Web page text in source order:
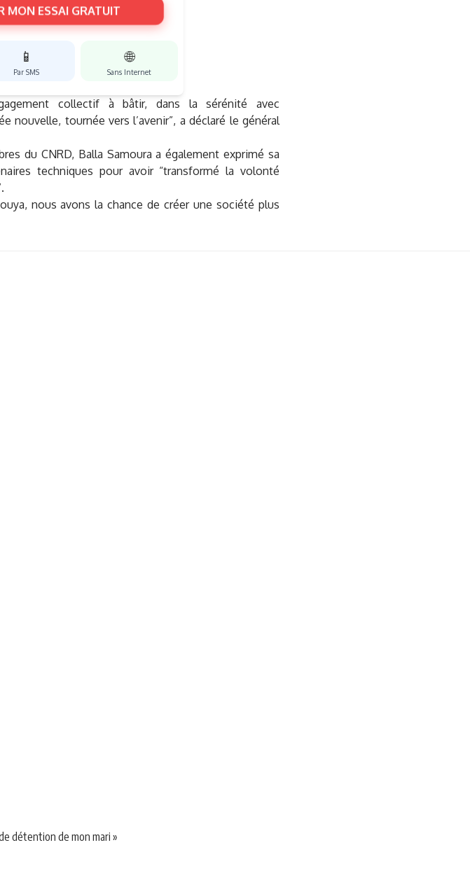
MON ESSAI GRATUIT
📱
Par SMS
🌐
Sans Internet
collectif à bâtir, dans la sérénité avec
nouvelle, tournée vers l’avenir”, a déclaré le général
du CNRD, Balla Samoura a également exprimé sa
techniques pour avoir “transformé la volonté
nous avons la chance de créer une société plus
détention de mon mari »